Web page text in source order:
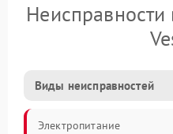
Виды неисправностей
Электропитание